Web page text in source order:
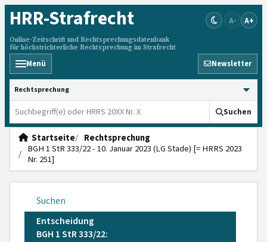
HRR-Strafrecht
Online-Zeitschrift und Rechtsprechungsdatenbank
für höchstrichterliche Rechtsprechung im Strafrecht
A- A+
Menü Newsletter
HRRS durchsuchen
Suchen
Startseite
Rechtsprechung
BGH 1 StR 333/22 - 10. Januar 2023 (LG Stade) [= HRRS 2023
Nr. 251]
Suchen
Entscheidung
BGH 1 StR 333/22: